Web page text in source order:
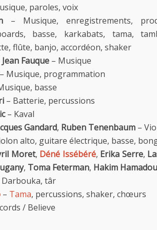
paroles, voix
– Musique, enregistrements,
basse, karkabats, tama,
flûte, banjo, accordéon, shaker
Jean Fauque – Musique
– Musique, programmation
basse
– Batterie, percussions
– Kaval
Gandard, Ruben Tenenbaum –
alto, guitare électrique, basse,
Moret, Déné Issébéré, Erika Serre,
, Toma Feterman, Hakim
târ
– Tama, percussions, shaker, chœurs
/ Believe